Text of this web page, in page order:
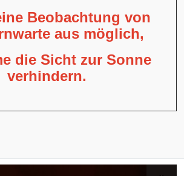
Beobachtung von
aus möglich,
die Sicht zur Sonne
verhindern.